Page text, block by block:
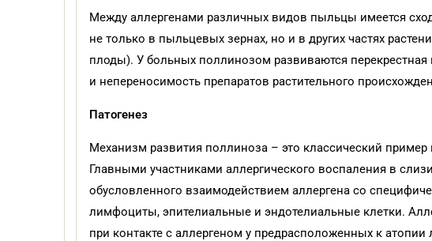
Между аллергенами различных видов пыльцы имеется
не только в пыльцевых зернах, но и в других частях
плоды). У больных поллинозом развиваются перекрестная
и непереносимость препаратов растительного
Патогенез
Механизм развития поллиноза – это классический
Главными участниками аллергического воспаления в
обусловленного взаимодействием аллергена со
лимфоциты, эпителиальные и эндотелиальные клетки.
при контакте с аллергеном у предрасположенных к